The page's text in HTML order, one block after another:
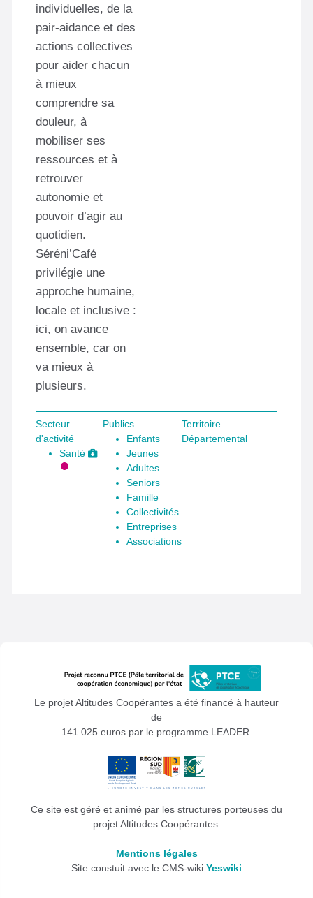
individuelles, de la
pair-aidance et des
actions collectives
pour aider chacun
à mieux
comprendre sa
douleur, à
mobiliser ses
ressources et à
retrouver
autonomie et
pouvoir d’agir au
quotidien.
Séréni’Café
privilégie une
approche humaine,
locale et inclusive :
ici, on avance
ensemble, car on
va mieux à
plusieurs.
Secteur
d'activité
Santé
Publics
Enfants
Jeunes
Adultes
Seniors
Famille
Collectivités
Entreprises
Associations
Territoire
Départemental
Le projet Altitudes Coopérantes a été financé à hauteur
de
141 025 euros par le programme LEADER.
Ce site est géré et animé par les structures porteuses du
projet Altitudes Coopérantes.
Mentions légales
Site constuit avec le CMS-wiki Yeswiki